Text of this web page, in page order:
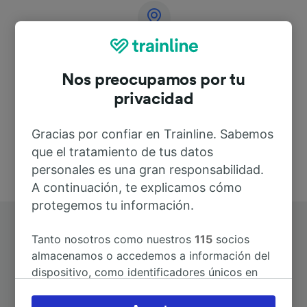
Dirección
Deutschland
Nos preocupamos por tu
privacidad
Gracias por confiar en Trainline. Sabemos
que el tratamiento de tus datos
personales es una gran responsabilidad.
A continuación, te explicamos cómo
protegemos tu información.
Tanto nosotros como nuestros115 socios
almacenamos o accedemos a información del
dispositivo, como identificadores únicos en